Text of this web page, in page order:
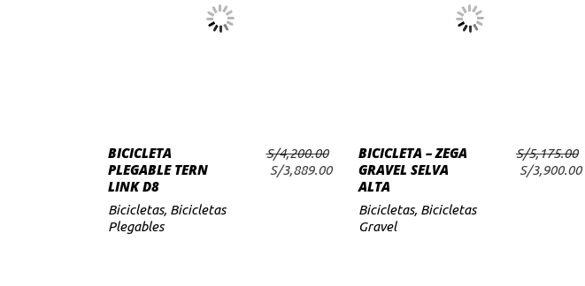
AÑADIR AL
CARRITO
BICICLETA
PLEGABLE TERN
LINK D8
S/4,200.00
El
S/3,889.00El
precio
actual
S/3,889.00.
Bicicletas, Bicicletas
Plegables
AÑADIR AL
CARRITO
BICICLETA – ZEGA
GRAVEL SELVA
ALTA
S/5,175.00
El
S/3,900.00El
Bicicletas, Bicicletas
Gravel